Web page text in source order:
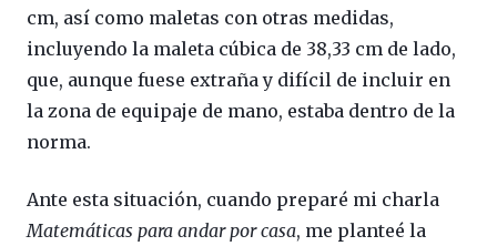
cm, así como maletas con otras medidas,
incluyendo la maleta cúbica de 38,33 cm de lado,
que, aunque fuese extraña y difícil de incluir en
la zona de equipaje de mano, estaba dentro de la
norma.
Ante esta situación, cuando preparé mi charla
Matemáticas para andar por casa, me planteé la